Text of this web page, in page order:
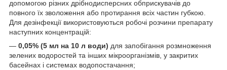
допомогою різних дрібнодисперсних обприскувачів до
повного їх зволоження або протирання всіх частин губкою.
Для дезінфекції використовуються робочі розчини препарату
наступних концентрацій:
— 0,05% (5 мл на 10 л води) для запобігання розмноження
зелених водоростей та інших мікроорганізмів, у закритих
басейнах і системах водопостачання;